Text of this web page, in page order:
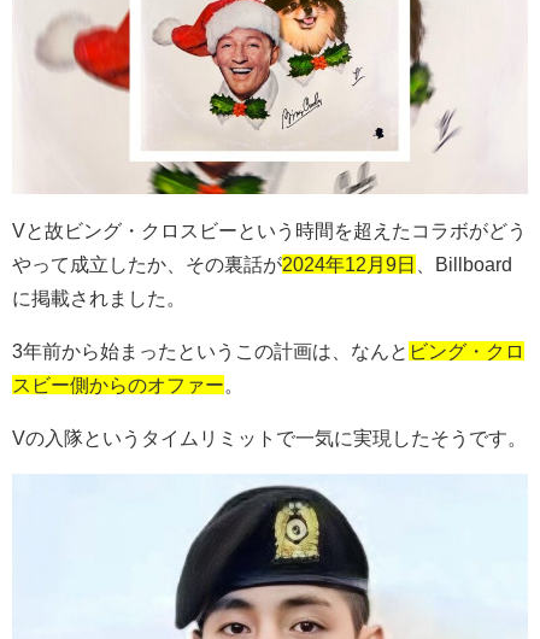
Vと故ビング・クロスビーという時間を超えたコラボがどう
やって成立したか、その裏話が2024年12月9日
Billboard
に掲載されました。
3年前から始まったというこの計画は、なんと ビング・クロ
スビー側からのオファー
Vの入隊というタイムリミットで一気に実現したそうです。